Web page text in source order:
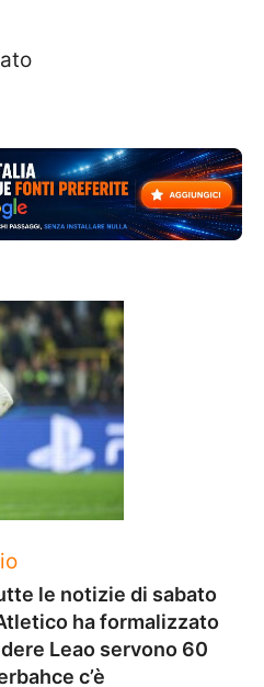
le notizie di sabato
ha formalizzato
Leao servono 60
c’è